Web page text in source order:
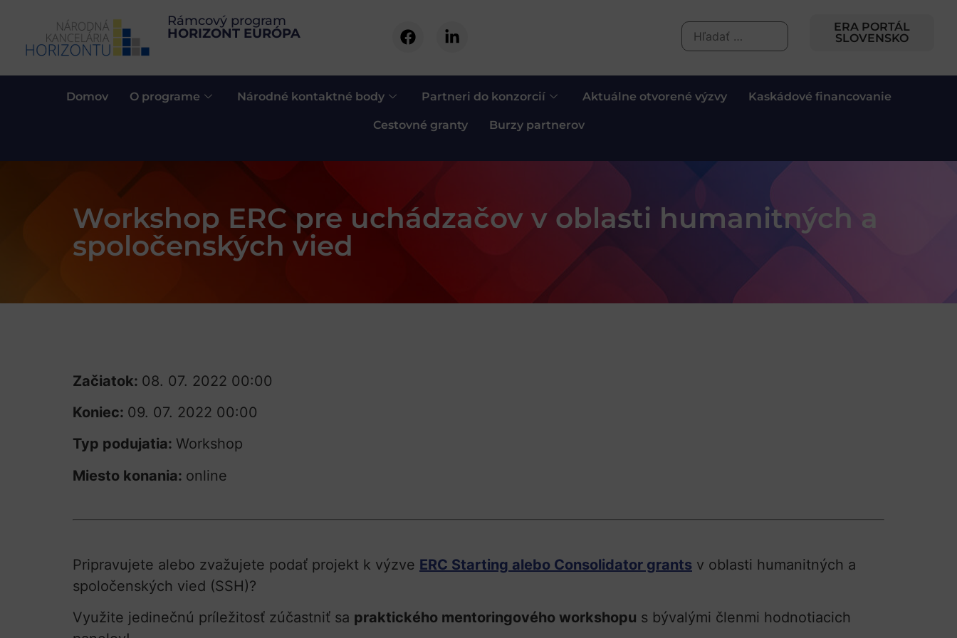
Rámcový program
HORIZONT EURÓPA
ERA PORTÁL
SLOVENSKO
Domov O programe Národné kontaktné body Partneri do konzorcií Aktuálne otvorené výzvy Kaskádové financovanie
Cestovné granty Burzy partnerov
Workshop ERC pre uchádzačov v oblasti humanitných a
spoločenských vied
Začiatok: 08. 07. 2022 00:00
Koniec: 09. 07. 2022 00:00
Typ podujatia: Workshop
Miesto konania: online
Pripravujete alebo zvažujete podať projekt k výzve ERC Starting alebo Consolidator grants v oblasti humanitných a
spoločenských vied (SSH)?
Využite jedinečnú príležitosť zúčastniť sa praktického mentoringového workshopu s bývalými členmi hodnotiacich